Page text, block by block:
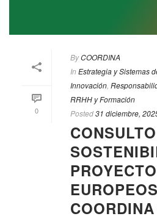
0
ByCOORDINA
In Estrategia y Sistemas
Innovación
RRHH y Formación
Posted31 diciembre,